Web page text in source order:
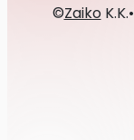
©ZaikoK.K.•